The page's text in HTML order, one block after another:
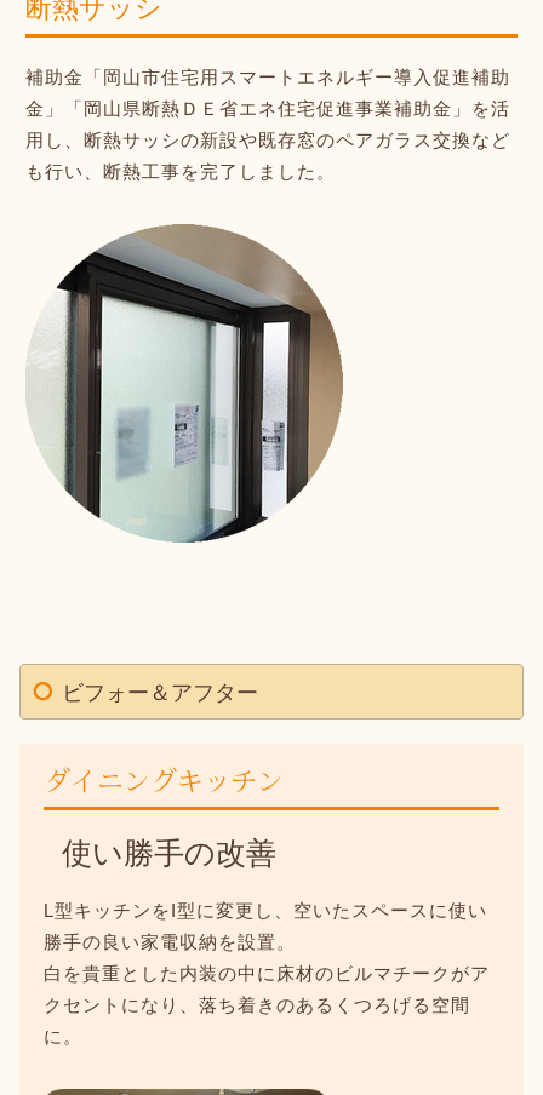
断熱サッシ
補助金「岡山市住宅用スマートエネルギー導入促進補助
金」「岡山県断熱ＤＥ省エネ住宅促進事業補助金」を活
用し、断熱サッシの新設や既存窓のペアガラス交換など
も行い、断熱工事を完了しました。
ビフォー＆アフター
ダイニングキッチン
使い勝手の改善
L型キッチンをI型に変更し、空いたスペースに使い
勝手の良い家電収納を設置。
白を貴重とした内装の中に床材のビルマチークがア
クセントになり、落ち着きのあるくつろげる空間
に。